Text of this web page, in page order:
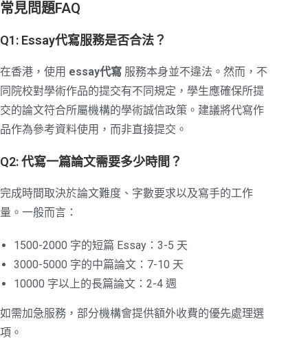
常見問題FAQ
Q1: Essay代寫服務是否合法？
在香港，使用 essay代寫 服務本身並不違法。然而，不
同院校對學術作品的提交有不同規定，學生應確保所提
交的論文符合所屬機構的學術誠信政策。建議將代寫作
品作為參考資料使用，而非直接提交。
Q2: 代寫一篇論文需要多少時間？
完成時間取決於論文難度、字數要求以及寫手的工作
量。一般而言：
1500-2000 字的短篇 Essay：3-5 天
3000-5000 字的中篇論文：7-10 天
10000 字以上的長篇論文：2-4 週
如需加急服務，部分機構會提供額外收費的優先處理選
項。